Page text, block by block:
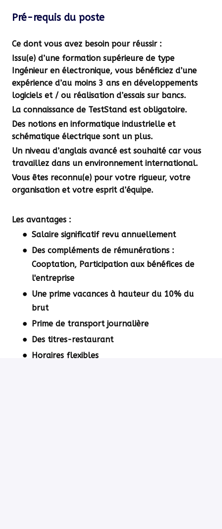
Pré-requis du poste
Ce dont vous avez besoin pour réussir :
Issu(e) d’une formation supérieure de type
Ingénieur en électronique, vous bénéficiez d’une
expérience d’au moins 3 ans en développements
logiciels et / ou réalisation d’essais sur bancs.
La connaissance de TestStand est obligatoire.
Des notions en informatique industrielle et
schématique électrique sont un plus.
Un niveau d’anglais avancé est souhaité car vous
travaillez dans un environnement international.
Vous êtes reconnu(e) pour votre rigueur, votre
organisation et votre esprit d’équipe.
Les avantages :
Salaire significatif revu annuellement
Des compléments de rémunérations :
Cooptation, Participation aux bénéfices de
l'entreprise
Une prime vacances à hauteur du 10% du
brut
Prime de transport journalière
Des titres-restaurant
Horaires flexibles